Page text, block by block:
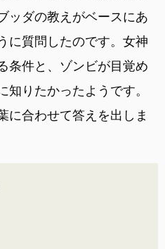
ッダの教えがベースにあ
に質問したのです。女神
条件と、ゾンビが目覚め
りたかったようです。
に合わせて答えを出しま